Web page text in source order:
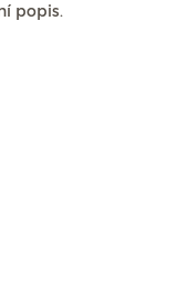
popis.